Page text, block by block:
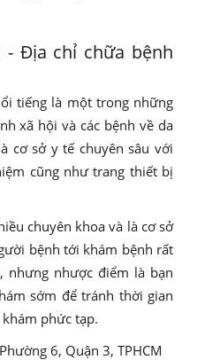
- Địa chỉ chữa bệnh
tiếng là một trong những
xã hội và các bệnh về da
cơ sở y tế chuyên sâu với
cũng như trang thiết bị
chuyên khoa và là cơ sở
bệnh tới khám bệnh rất
nhưng nhược điểm là bạn
sớm để tránh thời gian
phức tạp.
6, Quận 3, TPHCM